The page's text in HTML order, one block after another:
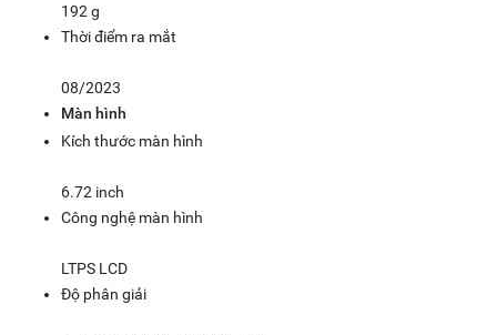
192 g
Thời điểm ra mắt
08/2023
Màn hình
Kích thước màn hình
6.72 inch
Công nghệ màn hình
LTPS LCD
Độ phân giải